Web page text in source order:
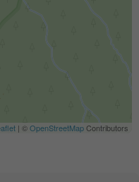
| ©OpenStreetMapContributors